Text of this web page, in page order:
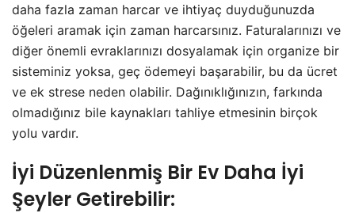
daha fazla zaman harcar ve ihtiyaç duyduğunuzda
öğeleri aramak için zaman harcarsınız. Faturalarınızı ve
diğer önemli evraklarınızı dosyalamak için organize bir
sisteminiz yoksa, geç ödemeyi başarabilir, bu da ücret
ve ek strese neden olabilir. Dağınıklığınızın, farkında
olmadığınız bile kaynakları tahliye etmesinin birçok
yolu vardır.
İyi Düzenlenmiş Bir Ev Daha İyi
Şeyler Getirebilir: